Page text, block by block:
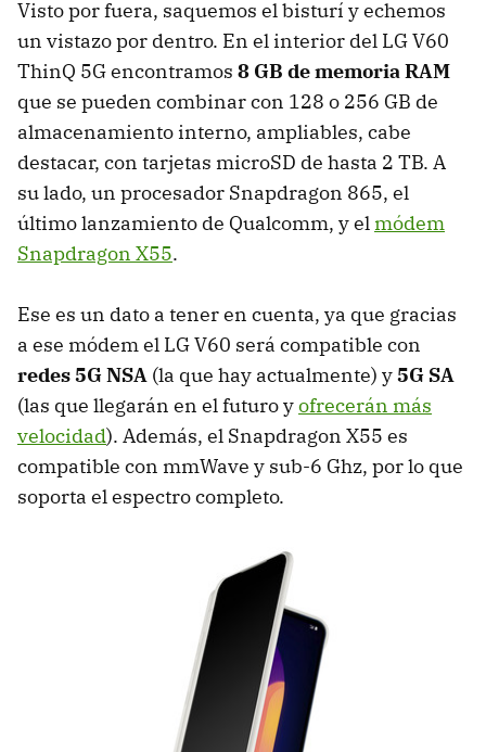
Visto por fuera, saquemos el bisturí y echemos
un vistazo por dentro. En el interior del LG V60
ThinQ 5G encontramos 8 GB de memoria RAM
que se pueden combinar con 128 o 256 GB de
almacenamiento interno, ampliables, cabe
destacar, con tarjetas microSD de hasta 2 TB. A
su lado, un procesador Snapdragon 865, el
último lanzamiento de Qualcomm, y elmódem
Snapdragon X55.
Ese es un dato a tener en cuenta, ya que gracias
a ese módem el LG V60 será compatible con
redes 5G NSA (la que hay actualmente) y5G SA
(las que llegarán en el futuro yofrecerán más
velocidad). Además, el Snapdragon X55 es
compatible con mmWave y sub-6 Ghz, por lo que
soporta el espectro completo.